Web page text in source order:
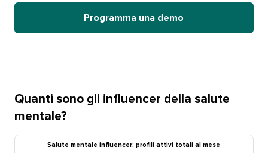
Programma una demo​​
Quanti sono gli influencer della salute
mentale?​​
Salute mentale influencer: profili attivi totali al mese​​